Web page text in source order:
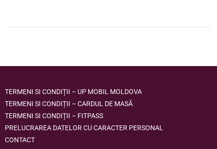
TERMENI SI CONDIȚII – UP MOBIL MOLDOVA
TERMENI SI CONDIȚII – CARDUL DE MASĂ
TERMENI SI CONDIȚII – FITPASS
PRELUCRAREA DATELOR CU CARACTER PERSONAL
CONTACT